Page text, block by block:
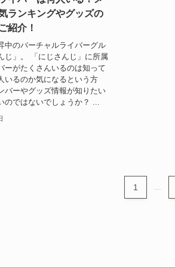
ランキングやグッズの
紹介！
中のバーチャルライバーグル
じ」。 「にじさんじ」に所属
ーがたくさんいるのは知って
いるのか気になるという方
バーやグッズ情報が知りたい
のではないでしょうか？ ...
1